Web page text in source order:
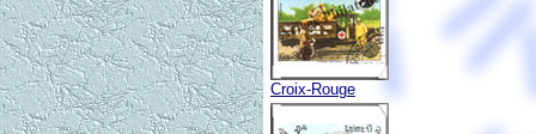
Croix-Rouge